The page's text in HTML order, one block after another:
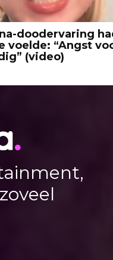
doodervaring
voelde: “Angst
(video)